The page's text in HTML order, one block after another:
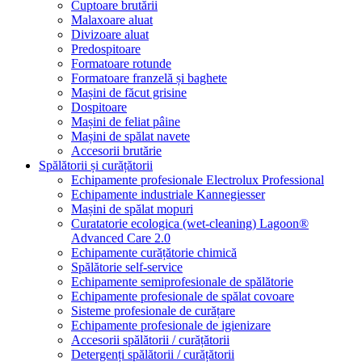
Cuptoare brutării
Malaxoare aluat
Divizoare aluat
Predospitoare
Formatoare rotunde
Formatoare franzelă și baghete
Mașini de făcut grisine
Dospitoare
Mașini de feliat pâine
Mașini de spălat navete
Accesorii brutărie
Spălătorii și curățătorii
Echipamente profesionale Electrolux Professional
Echipamente industriale Kannegiesser
Mașini de spălat mopuri
Curatatorie ecologica (wet-cleaning) Lagoon®
Advanced Care 2.0
Echipamente curățătorie chimică
Spălătorie self-service
Echipamente semiprofesionale de spălătorie
Echipamente profesionale de spălat covoare
Sisteme profesionale de curățare
Echipamente profesionale de igienizare
Accesorii spălătorii / curățătorii
Detergenți spălătorii / curățătorii